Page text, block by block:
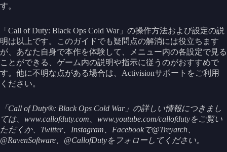
す。
「Call of Duty: Black Ops Cold War」の操作方法および設定の説
明は以上です。このガイドでも疑問点の解消には役立ちます
が、あなた自身で本作を体験して、メニュー内の各設定で見る
ことができる、ゲーム内の説明や指示に従うのがおすすめで
す。他に不明な点がある場合は、Activisionサポートをご利用
ください。
「Call of Duty®: Black Ops Cold War」の詳しい情報につきまし
ては、www.callofduty.com、www.youtube.com/callofdutyをご覧い
ただくか、Twitter、Instagram、Facebookで@Treyarch、
@RavenSoftware、@CallofDutyをフォローしてください。